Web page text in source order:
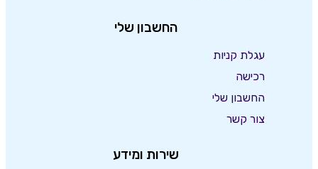
החשבון שלי
עגלת קניות
רכישה
החשבון שלי
צור קשר
שירות ומידע